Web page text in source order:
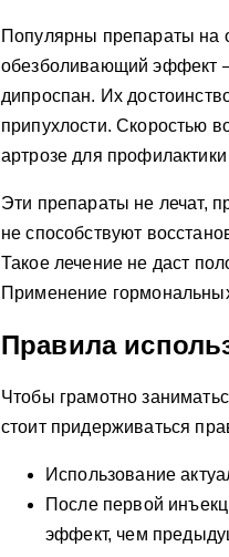
Популярны препараты на
обезболивающий эффект –
дипроспан. Их
припухлости. Скоростью
артрозе для
Эти препараты не лечат,
не способствуют
Такое лечение не даст
Применение
Правила
Чтобы грамотно
стоит придерживаться
Использование
После первой
эффект, чем